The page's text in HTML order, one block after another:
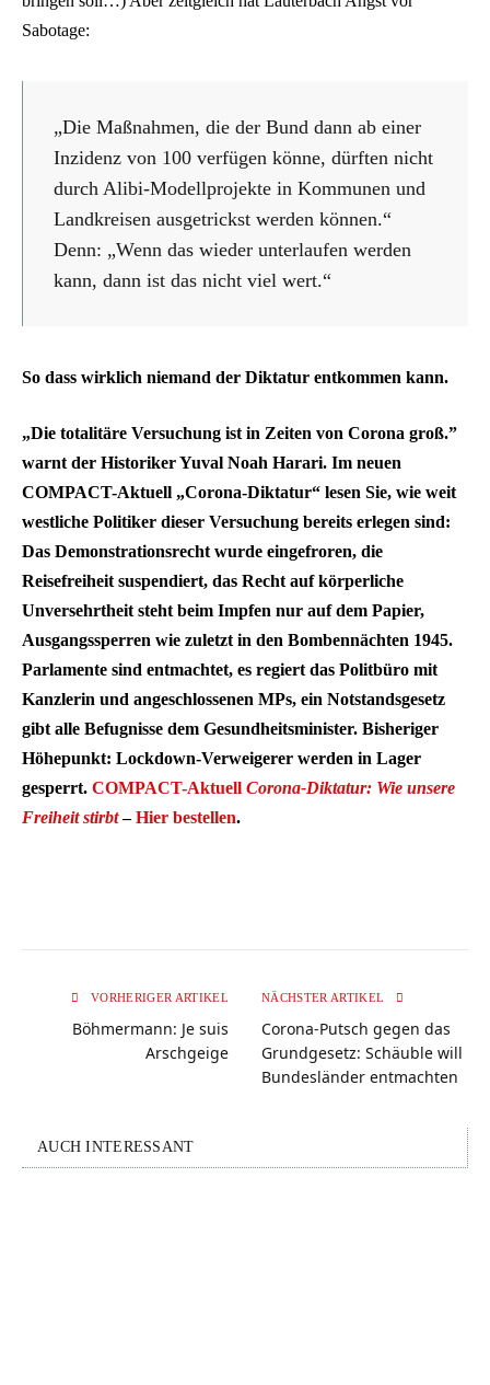
Sabotage:
„Die Maßnahmen, die der Bund dann ab einer
Inzidenz von 100 verfügen könne, dürften nicht
durch Alibi-Modellprojekte in Kommunen und
Landkreisen ausgetrickst werden können.“
Denn: „Wenn das wieder unterlaufen werden
kann, dann ist das nicht viel wert.“
So dass wirklich niemand der Diktatur entkommen kann.
„Die totalitäre Versuchung ist in Zeiten von Corona groß.”
warnt der Historiker Yuval Noah Harari. Im neuen
COMPACT-Aktuell „Corona-Diktatur“ lesen Sie, wie weit
westliche Politiker dieser Versuchung bereits erlegen sind:
Das Demonstrationsrecht wurde eingefroren, die
Reisefreiheit suspendiert, das Recht auf körperliche
Unversehrtheit steht beim Impfen nur auf dem Papier,
Ausgangssperren wie zuletzt in den Bombennächten 1945.
Parlamente sind entmachtet, es regiert das Politbüro mit
Kanzlerin und angeschlossenen MPs, ein Notstandsgesetz
gibt alle Befugnisse dem Gesundheitsminister. Bisheriger
Höhepunkt: Lockdown-Verweigerer werden in Lager
gesperrt. COMPACT-Aktuell Corona-Diktatur: Wie unsere
Freiheit stirbt–Hier bestellen.
VORHERIGER ARTIKEL
Böhmermann: Je suis
Arschgeige
NÄCHSTER ARTIKEL
Corona-Putsch gegen das
Grundgesetz: Schäuble will
Bundesländer entmachten
AUCH INTERESSANT